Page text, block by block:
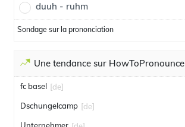
duuh - ruhm
Sondage sur la prononciation
Une tendance sur HowToPronounce
fc basel [de]
Dschungelcamp [de]